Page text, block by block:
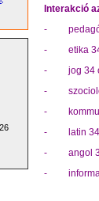
Interakció
-
-
etika
-
jog 34
-
-
-
latin
-
angol
-